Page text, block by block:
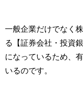
一般企業だけでなく
る【証券会社・投資
になっているため、
いるのです。